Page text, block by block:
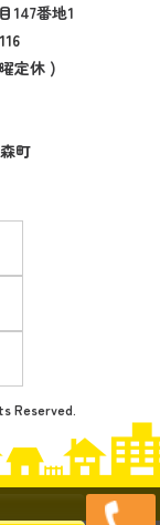
147番地1
定休 )
町
Reserved.